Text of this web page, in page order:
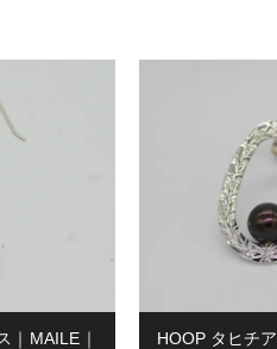
｜MAILE｜
HOOP タヒチ